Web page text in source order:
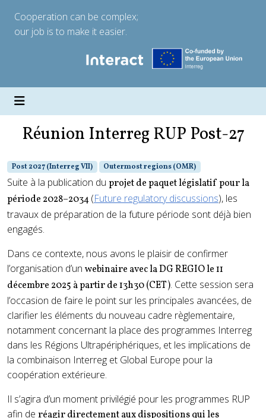
Cooperation can be complex;
our job is to make it easier.
Réunion Interreg RUP Post-27
Post 2027 (Interreg VII) Outermost regions (OMR)
Suite à la publication du projet de paquet législatif pour la
période 2028–2034(Future regulatory discussions), les
travaux de préparation de la future période sont déjà bien
engagés.
Dans ce contexte, nous avons le plaisir de confirmer
l’organisation d’un webinaire avec la DG REGIO le 11
décembre 2025 à partir de 13h30 (CET). Cette session sera
l’occasion de faire le point sur les principales avancées, de
clarifier les éléments du nouveau cadre règlementaire,
notamment concernant la place des programmes Interreg
dans les Régions Ultrapériphériques, et les implications de
la combinaison Interreg et Global Europe pour la
coopération extérieure.
Il s’agira d’un moment privilégié pour les programmes RUP
afin de réagir directement aux dispositions qui les